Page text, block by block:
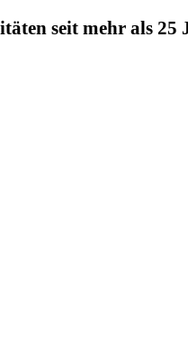
seit mehr als 25